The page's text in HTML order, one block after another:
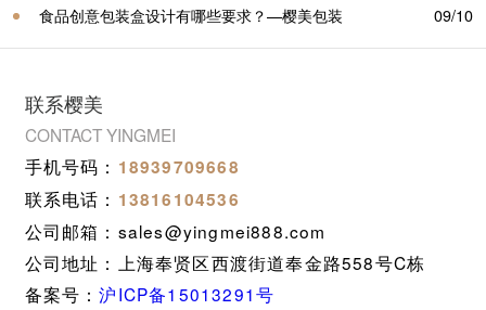
食品创意包装盒设计有哪些要求？—樱美包装
09/10
联系樱美
CONTACT YINGMEI
手机号码： 18939709668
联系电话： 13816104536
公司邮箱：sales@yingmei888.com
公司地址：上海奉贤区西渡街道奉金路558号C栋
备案号：沪ICP备15013291号